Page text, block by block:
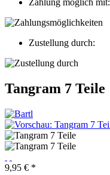
Zahlung möglich mit:
Zustellung durch:
Tangram 7 Teile
9,95 € *